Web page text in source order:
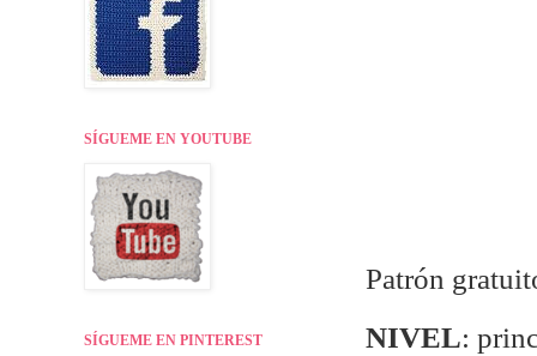
Patrón
NIVEL:
SÍGUEME EN YOUTUBE
SÍGUEME EN PINTEREST